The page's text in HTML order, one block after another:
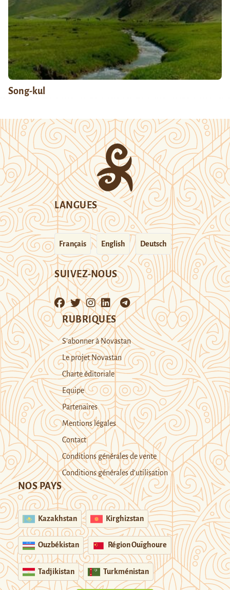
Song-kul
LANGUES
Français English Deutsch
SUIVEZ-NOUS
RUBRIQUES
S’abonner à Novastan
Le projet Novastan
Charte éditoriale
Equipe
Partenaires
Mentions légales
Contact
Conditions générales de vente
Conditions générales d’utilisation
NOS PAYS
Kazakhstan Kirghizstan
Ouzbékistan Région Ouïghoure
Tadjikistan Turkménistan